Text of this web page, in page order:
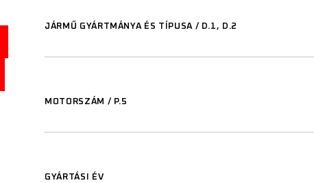
JÁRMŰ GYÁRTMÁNYA ÉS TÍPUSA / D.1, D.2
MOTORSZÁM / P.5
GYÁRTÁSI ÉV